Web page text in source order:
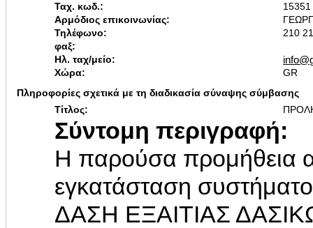
Ταχ. κωδ.:
15351
Αρμόδιος επικοινωνίας:
Τηλέφωνο:
210
φαξ:
Ηλ. ταχ/μείο:
Χώρα:
GR
Πληροφορίες σχετικά με τη διαδικασία σύναψης σύμβασης
Τίτλος:
Σύντομη περιγραφή:
Η παρούσα προμήθεια
εγκατάσταση
ΔΑΣΗ ΕΞΑΙΤΙΑΣ